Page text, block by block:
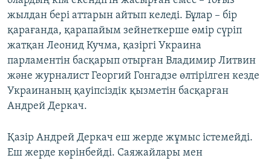
жылдан бері аттарын айтып келеді. Бұлар – бір
қарағанда, қарапайым зейнеткерше өмір сүріп
жатқан Леонид Кучма, қазіргі Украина
парламентін басқарып отырған Владимир Литвин
және журналист Георгий Гонгадзе өлтірілген кезде
Украинаның қауіпсіздік қызметін басқарған
Андрей Деркач.
Қазір Андрей Деркач еш жерде жұмыс істемейді.
Еш жерде көрінбейді. Саяжайлары мен